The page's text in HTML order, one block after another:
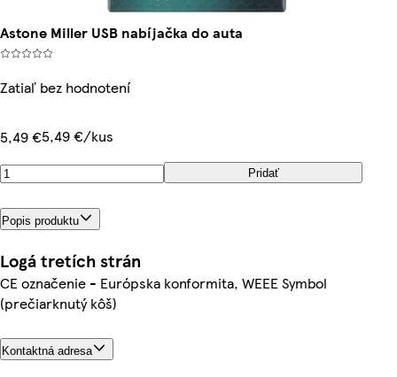
Astone Miller USB nabíjačka do auta
Zatiaľ bez hodnotení
5,49 €5,49 €/kus
Pridať
Popis produktu
Logá tretích strán
CE označenie - Európska konformita, WEEE Symbol
(prečiarknutý kôš)
Kontaktná adresa